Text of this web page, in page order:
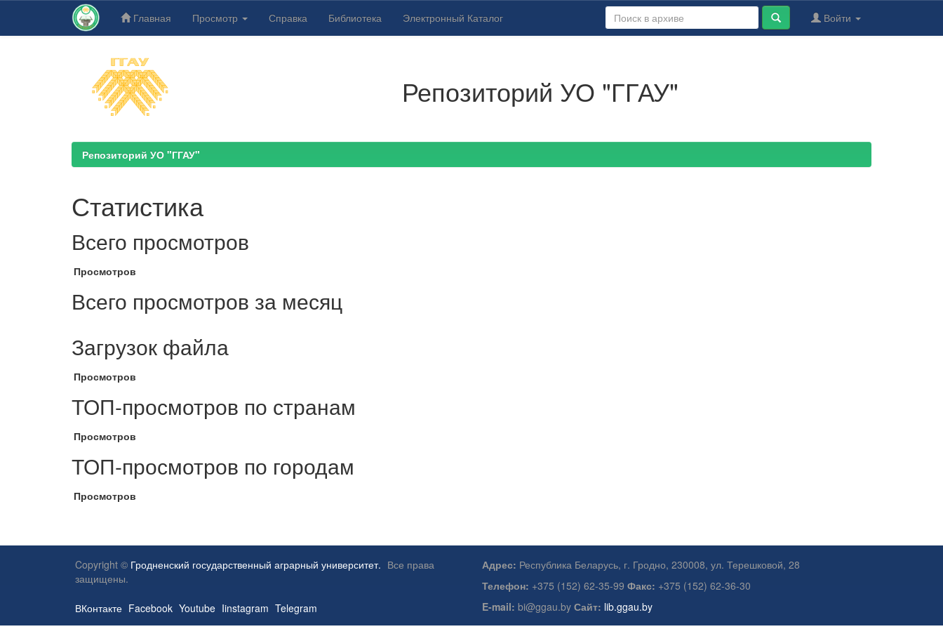
Главная Просмотр Справка Библиотека Электронный Каталог Войти
Репозиторий УО "ГГАУ"
Репозиторий УО "ГГАУ"
Статистика
Всего просмотров
Просмотров
Всего просмотров за месяц
Загрузок файла
Просмотров
ТОП-просмотров по странам
Просмотров
ТОП-просмотров по городам
Просмотров
Copyright © Гродненский государственный аграрный университет. Все права
защищены.
ВКонтакте Facebook Youtube Iinstagram Telegram
Адрес: Республика Беларусь, г. Гродно, 230008, ул. Терешковой, 28
Телефон: +375 (152) 62-35-99 Факс: +375 (152) 62-36-30
E-mail: bi@ggau.by Сайт: lib.ggau.by